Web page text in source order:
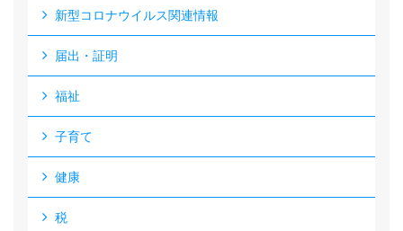
新型コロナウイルス関連情報
届出・証明
福祉
子育て
健康
税